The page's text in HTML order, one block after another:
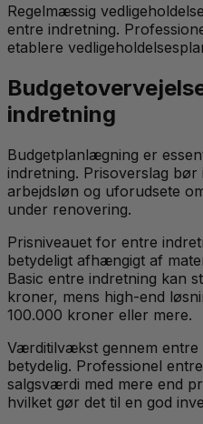
Regelmæssig
entre indretning.
etablere
indretning
Budgetplanlægning er
indretning. Prisoverslag bør
arbejdsløn og uforudsete
under renovering.
Prisniveauet for entre
betydeligt afhængigt af
Basic entre indretning kan
kroner, mens high-end
100.000 kroner eller mere.
Værditilvækst gennem
betydelig. Professionel
salgsværdi med mere end
hvilket gør det til en god